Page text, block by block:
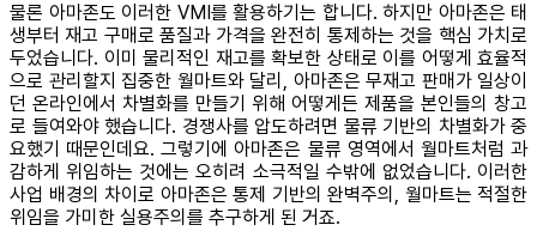
물론 아마존도 이러한 VMI를 활용하기는 합니다. 하지만 아마존은 태
생부터 재고 구매로 품질과 가격을 완전히 통제하는 것을 핵심 가치로
두었습니다. 이미 물리적인 재고를 확보한 상태로 이를 어떻게 효율적
으로 관리할지 집중한 월마트와 달리, 아마존은 무재고 판매가 일상이
던 온라인에서 차별화를 만들기 위해 어떻게든 제품을 본인들의 창고
로 들여와야 했습니다. 경쟁사를 압도하려면 물류 기반의 차별화가 중
요했기 때문인데요. 그렇기에 아마존은 물류 영역에서 월마트처럼 과
감하게 위임하는 것에는 오히려 소극적일 수밖에 없었습니다. 이러한
사업 배경의 차이로 아마존은 통제 기반의 완벽주의, 월마트는 적절한
위임을 가미한 실용주의를 추구하게 된 거죠.